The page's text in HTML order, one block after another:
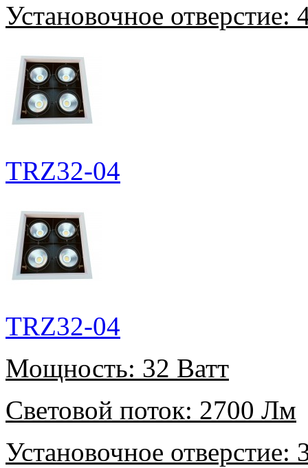
Установочное отверстие:
TRZ32-04
TRZ32-04
Мощность: 32 Ватт
Световой поток: 2700 Лм
Установочное отверстие: